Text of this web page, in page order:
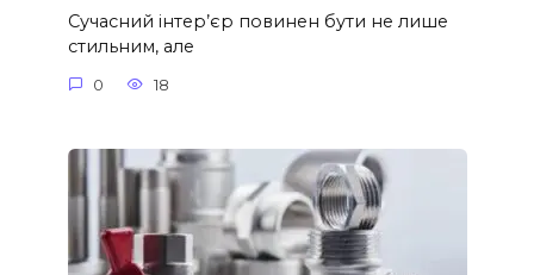
Сучасний інтер’єр повинен бути не лише
стильним, але
0 18